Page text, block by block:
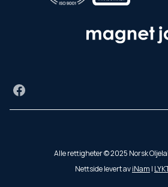
Facebook
Alle rettigheter © 2025 Norsk
Nettside levert aviNam |